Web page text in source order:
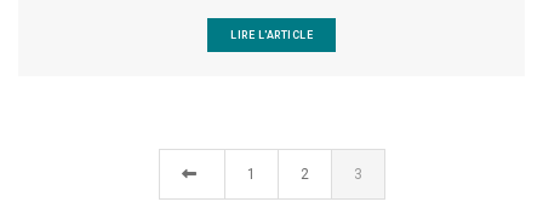
LIRE L'ARTICLE
1 2 3